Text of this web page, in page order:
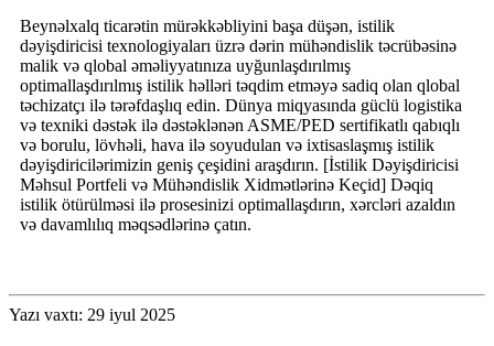
Beynəlxalq ticarətin mürəkkəbliyini başa düşən, istilik
dəyişdiricisi texnologiyaları üzrə dərin mühəndislik təcrübəsinə
malik və qlobal əməliyyatınıza uyğunlaşdırılmış
optimallaşdırılmış istilik həlləri təqdim etməyə sadiq olan qlobal
təchizatçı ilə tərəfdaşlıq edin. Dünya miqyasında güclü logistika
və texniki dəstək ilə dəstəklənən ASME/PED sertifikatlı qabıqlı
və borulu, lövhəli, hava ilə soyudulan və ixtisaslaşmış istilik
dəyişdiricilərimizin geniş çeşidini araşdırın. [İstilik Dəyişdiricisi
Məhsul Portfeli və Mühəndislik Xidmətlərinə Keçid] Dəqiq
istilik ötürülməsi ilə prosesinizi optimallaşdırın, xərcləri azaldın
və davamlılıq məqsədlərinə çatın.
Yazı vaxtı: 29 iyul 2025